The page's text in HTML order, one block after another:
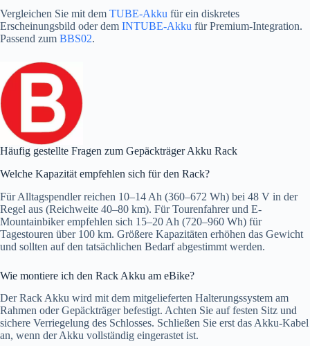
Vergleichen Sie mit dem TUBE-Akku für ein diskretes
Erscheinungsbild oder dem INTUBE-Akku für Premium-Integration.
Passend zum BBS02.
Häufig gestellte Fragen zum Gepäckträger Akku Rack
Welche Kapazität empfehlen sich für den Rack?
Für Alltagspendler reichen 10–14 Ah (360–672 Wh) bei 48 V in der
Regel aus (Reichweite 40–80 km). Für Tourenfahrer und E-
Mountainbiker empfehlen sich 15–20 Ah (720–960 Wh) für
Tagestouren über 100 km. Größere Kapazitäten erhöhen das Gewicht
und sollten auf den tatsächlichen Bedarf abgestimmt werden.
Wie montiere ich den Rack Akku am eBike?
Der Rack Akku wird mit dem mitgelieferten Halterungssystem am
Rahmen oder Gepäckträger befestigt. Achten Sie auf festen Sitz und
sichere Verriegelung des Schlosses. Schließen Sie erst das Akku-Kabel
an, wenn der Akku vollständig eingerastet ist.